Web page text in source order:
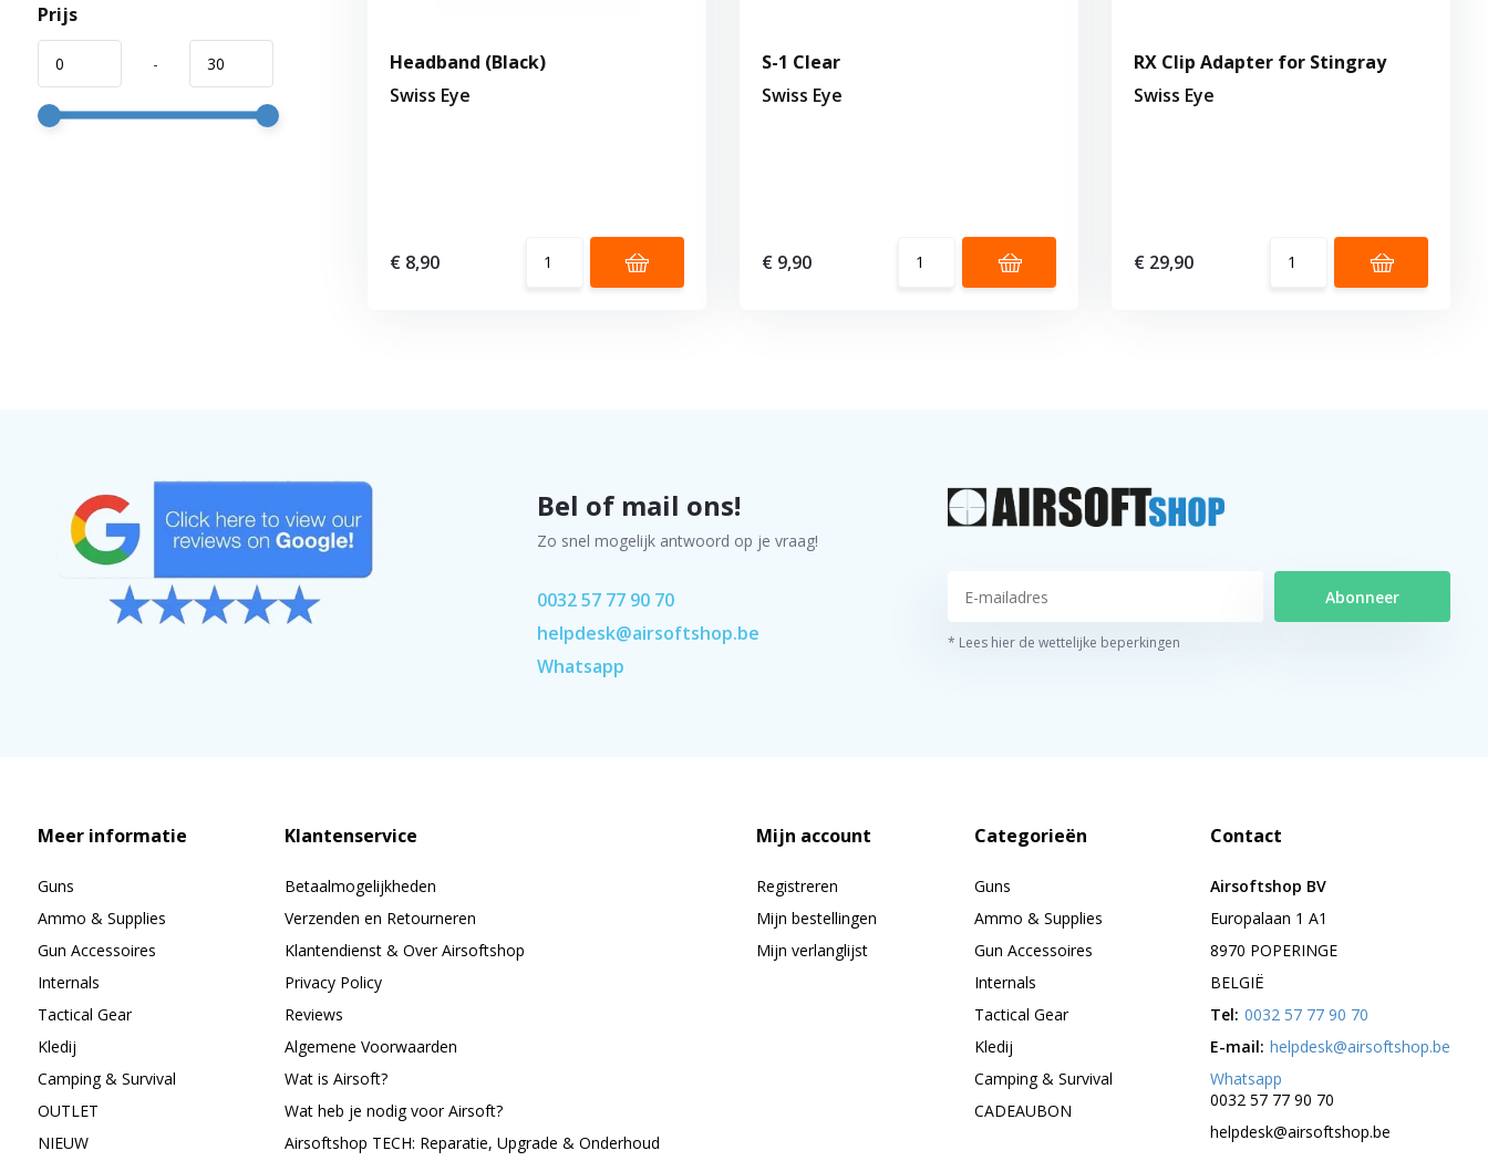
Prijs
-
Headband (Black)
Swiss Eye
€ 8,90
S-1 Clear
Swiss Eye
€ 9,90
RX Clip Adapter for Stingray
Swiss Eye
€ 29,90
Bel of mail ons!
Zo snel mogelijk antwoord op je vraag!
0032 57 77 90 70
helpdesk@airsoftshop.be
Whatsapp
Abonneer
* Lees hier de wettelijke beperkingen
Meer informatie
Guns
Ammo & Supplies
Gun Accessoires
Internals
Tactical Gear
Kledij
Camping & Survival
OUTLET
NIEUW
Klantenservice
Betaalmogelijkheden
Verzenden en Retourneren
Klantendienst & Over Airsoftshop
Privacy Policy
Reviews
Algemene Voorwaarden
Wat is Airsoft?
Wat heb je nodig voor Airsoft?
Airsoftshop TECH: Reparatie, Upgrade & Onderhoud
Mijn account
Registreren
Mijn bestellingen
Mijn verlanglijst
Categorieën
Guns
Ammo & Supplies
Gun Accessoires
Internals
Tactical Gear
Kledij
Camping & Survival
CADEAUBON
Contact
Airsoftshop BV
Europalaan 1 A1
8970 POPERINGE
BELGIË
Tel: 0032 57 77 90 70
E-mail: helpdesk@airsoftshop.be
Whatsapp
0032 57 77 90 70
helpdesk@airsoftshop.be